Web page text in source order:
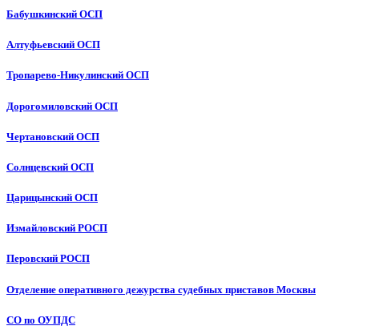
Бабушкинский ОСП
Алтуфьевский ОСП
Тропарево-Никулинский ОСП
Дорогомиловский ОСП
Чертановский ОСП
Солнцевский ОСП
Царицынский ОСП
Измайловский РОСП
Перовский РОСП
Отделение оперативного дежурства судебных приставов Москвы
СО по ОУПДС